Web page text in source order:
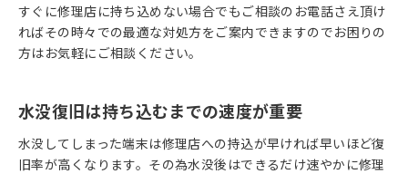
すぐに修理店に持ち込めない場合でもご相談のお電話さえ頂け
ればその時々での最適な対処方をご案内できますのでお困りの
方はお気軽にご相談ください。
水没復旧は持ち込むまでの速度が重要
水没してしまった端末は修理店への持込が早ければ早いほど復
旧率が高くなります。その為水没後はできるだけ速やかに修理